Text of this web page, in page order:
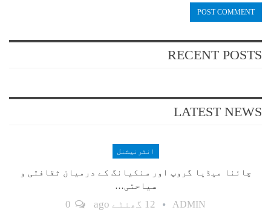
RECENT POSTS
LATEST NEWS
انٹرنیشنل
چائنا میڈیا گروپ اور سنکیانگ کے درمیان ثقافتی و
سیاحتی…
ADMIN 12 گھنٹے ago